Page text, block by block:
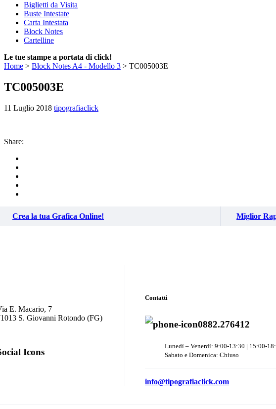
Biglietti da Visita
Buste Intestate
Carta Intestata
Block Notes
Cartelline
Le tue stampe a portata di click!
Home > Block Notes A4 - Modello 3 > TC005003E
TC005003E
11 Luglio 2018 tipografiaclick
Share:
Crea la tua Grafica Online! Miglior
E. Macario, 7
S. Giovanni Rotondo (FG)
Icons
Contatti
0882.276412
Lunedì – Venerdì: 9:00-13:30 | 15:00-
Sabato e Domenica: Chiuso
info@tipografiaclick.com